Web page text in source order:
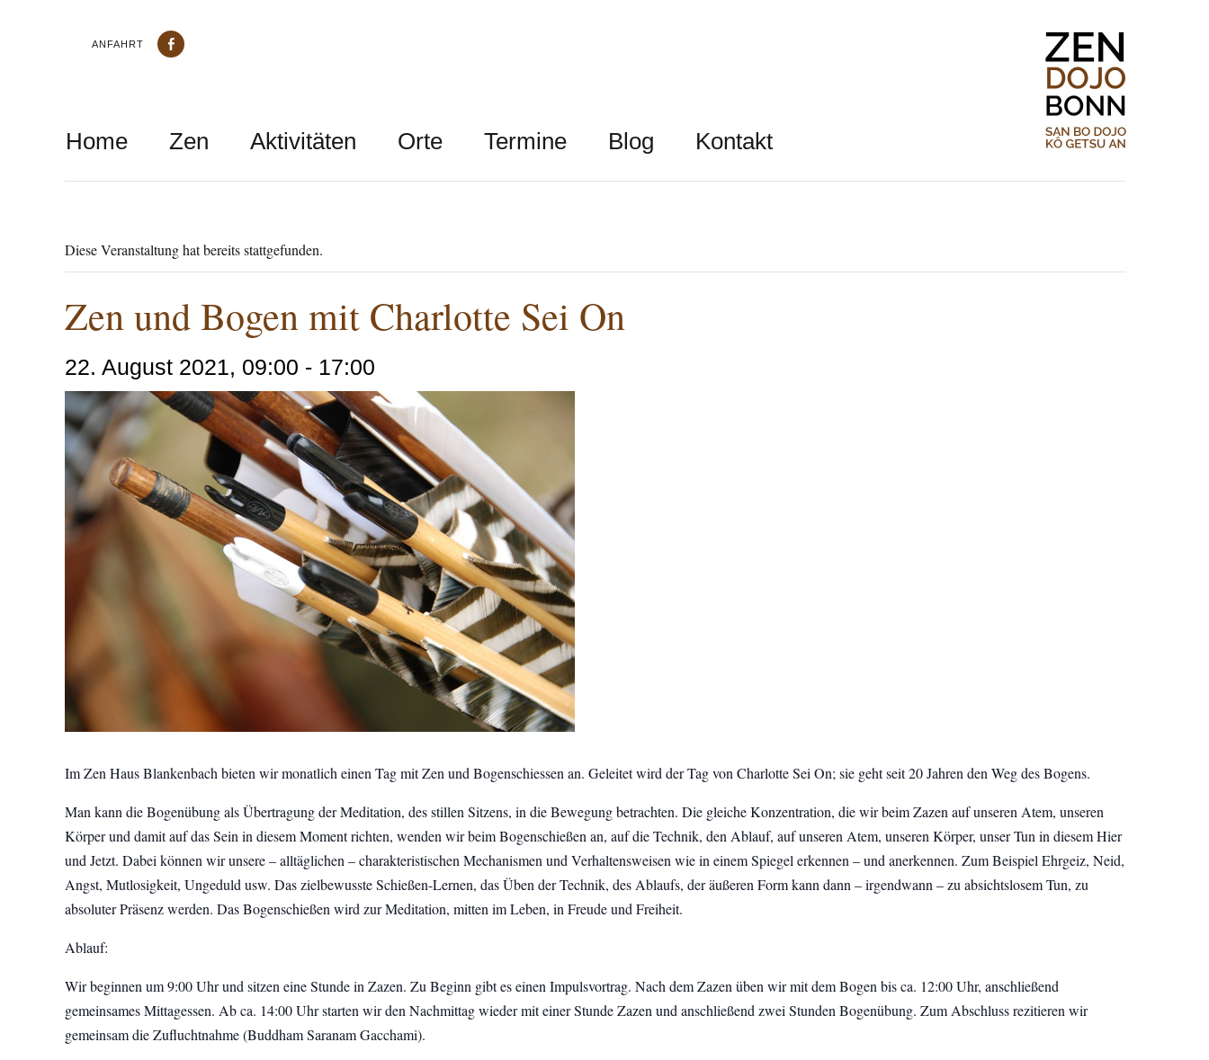
ANFAHRT
Home Zen Aktivitäten Orte Termine Blog Kontakt
Diese Veranstaltung hat bereits stattgefunden.
Zen und Bogen mit Charlotte Sei On
22. August 2021, 09:00 - 17:00
Im Zen Haus Blankenbach bieten wir monatlich einen Tag mit Zen und Bogenschiessen an. Geleitet wird der Tag von Charlotte Sei On; sie geht seit 20 Jahren den Weg des Bogens.
Man kann die Bogenübung als Übertragung der Meditation, des stillen Sitzens, in die Bewegung betrachten. Die gleiche Konzentration, die wir beim Zazen auf unseren Atem, unseren
Körper und damit auf das Sein in diesem Moment richten, wenden wir beim Bogenschießen an, auf die Technik, den Ablauf, auf unseren Atem, unseren Körper, unser Tun in diesem Hier
und Jetzt. Dabei können wir unsere – alltäglichen – charakteristischen Mechanismen und Verhaltensweisen wie in einem Spiegel erkennen – und anerkennen. Zum Beispiel Ehrgeiz, Neid,
Angst, Mutlosigkeit, Ungeduld usw. Das zielbewusste Schießen-Lernen, das Üben der Technik, des Ablaufs, der äußeren Form kann dann – irgendwann – zu absichtslosem Tun, zu
absoluter Präsenz werden. Das Bogenschießen wird zur Meditation, mitten im Leben, in Freude und Freiheit.
Ablauf:
Wir beginnen um 9:00 Uhr und sitzen eine Stunde in Zazen. Zu Beginn gibt es einen Impulsvortrag. Nach dem Zazen üben wir mit dem Bogen bis ca. 12:00 Uhr, anschließend
gemeinsames Mittagessen. Ab ca. 14:00 Uhr starten wir den Nachmittag wieder mit einer Stunde Zazen und anschließend zwei Stunden Bogenübung. Zum Abschluss rezitieren wir
gemeinsam die Zufluchtnahme (Buddham Saranam Gacchami).